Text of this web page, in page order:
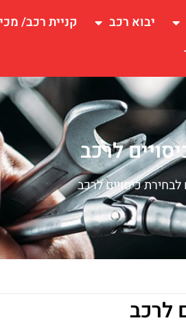
יבוא רכב קניית רכב/
לרכב
לבחירת כיסויים לרכב
לרכב